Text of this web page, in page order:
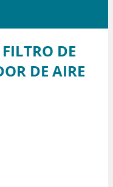
DE
DE AIRE